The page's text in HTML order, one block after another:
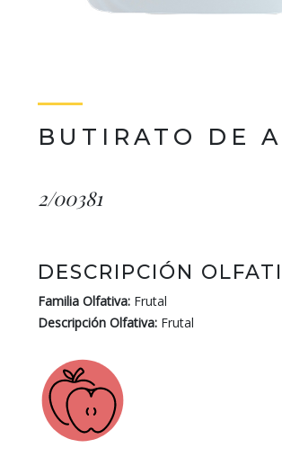
BUTIRATO DE
2/00381
DESCRIPCIÓN
Familia Olfativa: Frutal
Descripción Olfativa: Frutal